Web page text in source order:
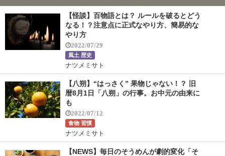
【怪談】百物語とは？ ルールを破るとどう
なる！？注意点に正式なやり方、簡易的な
やり方
2022/07/29
風土 歴史
ナツメミサト
【八朔】“はっさく” 果物じゃない！？ 旧
暦8月1日「八朔」の行事。お中元の由来に
も
2022/07/12
食物 習慣
ナツメミサト
【NEWS】毎日のそうめんが劇的変化「そ